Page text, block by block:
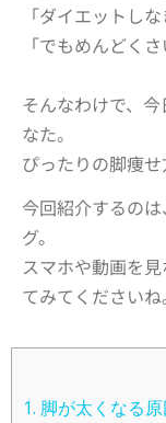
「ダイエットしな
「でもめんどく
そんなわけで、
なた。
ぴったりの脚痩
今回紹介するの
グ。
スマホや動画を
てみてくださいね
1. 脚が太くなる